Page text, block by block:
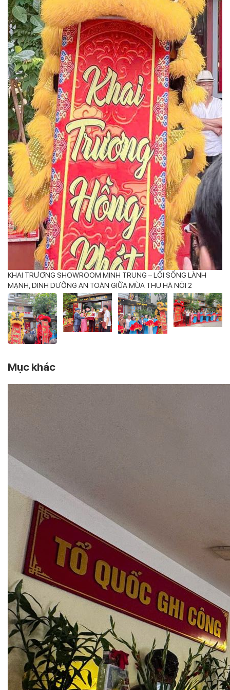
KHAI TRƯƠNG SHOWROOM MINH TRUNG – LỐI SỐNG LÀNH
MẠNH, DINH DƯỠNG AN TOÀN GIỮA MÙA THU HÀ NỘI 2
Mục khác